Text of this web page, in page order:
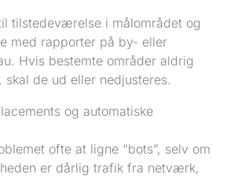
tilstedeværelse i målområdet og
med rapporter på by- eller
Hvis bestemte områder aldrig
de ud eller nedjusteres.
og automatiske
ofte at ligne “bots”, selv om
er dårlig trafik fra netværk,